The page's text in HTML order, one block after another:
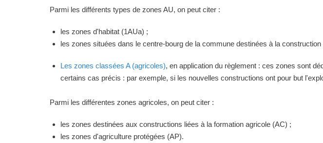
Parmi les différents types de zones AU, on peut citer :
les zones d'habitat (1AUa) ;
les zones situées dans le centre-bourg de la commune destinées à la
Les zones classées A (agricoles), en application du règlement : ces zones sont
certains cas précis : par exemple, si les nouvelles constructions ont pour but
Parmi les différentes zones agricoles, on peut citer :
les zones destinées aux constructions liées à la formation agricole (AC) ;
les zones d'agriculture protégées (AP).